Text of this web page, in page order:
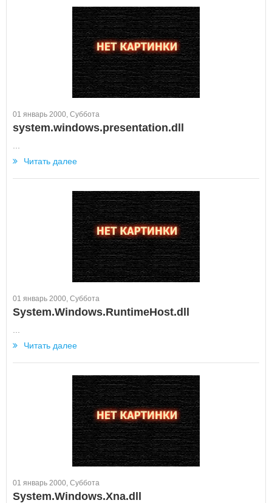
01 январь 2000, Суббота
system.windows.presentation.dll
Читать далее
01 январь 2000, Суббота
System.Windows.RuntimeHost.dll
Читать далее
01 январь 2000, Суббота
System.Windows.Xna.dll